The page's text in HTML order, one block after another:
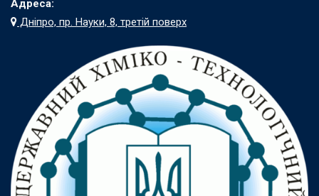
Адреса:
Дніпро, пр. Науки, 8, третій поверх